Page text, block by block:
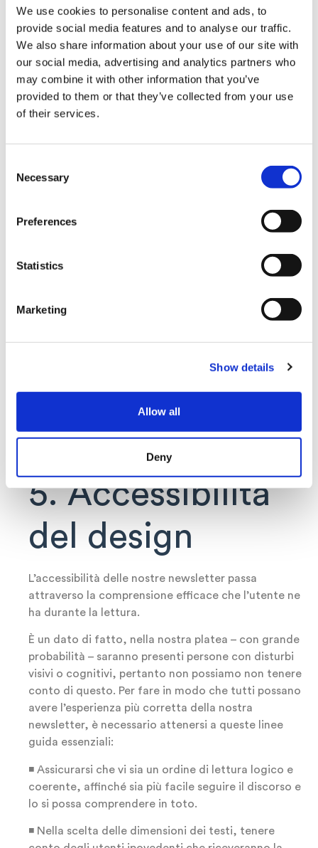
We use cookies to personalise content and ads, to
provide social media features and to analyse our traffic.
We also share information about your use of our site with
our social media, advertising and analytics partners who
may combine it with other information that you’ve
provided to them or that they’ve collected from your use
of their services.
Selection
Necessary
Preferences
Statistics
Marketing
Show details
Allow all
Deny
4. Minimalismo
Le linee nette ed impattanti hanno preso il posto di
format più elaborati e ricchi di sfumature: il
minimalismo – proprio dell’interior design – ha fatto
capolino anche nell’email marketing, dimostrandosi
5. Accessibilità
del design
L’accessibilità delle nostre newsletter passa
attraverso la comprensione efficace che l’utente ne
ha durante la lettura.
È un dato di fatto, nella nostra platea – con grande
probabilità – saranno presenti persone con disturbi
visivi o cognitivi, pertanto non possiamo non tenere
conto di questo. Per fare in modo che tutti possano
avere l’esperienza più corretta della nostra
newsletter, è necessario attenersi a queste linee
guida essenziali:
◾ Assicurarsi che vi sia un ordine di lettura logico e
coerente, affinché sia più facile seguire il discorso e
lo si possa comprendere in toto.
◾ Nella scelta delle dimensioni dei testi, tenere